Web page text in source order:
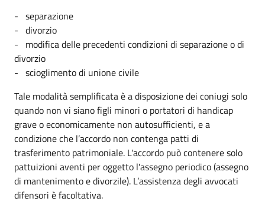
- separazione
- divorzio
- modifica delle precedenti condizioni di separazione o di
divorzio
- scioglimento di unione civile
Tale modalità semplificata è a disposizione dei coniugi solo
quando non vi siano figli minori o portatori di handicap
grave o economicamente non autosufficienti, e a
condizione che l’accordo non contenga patti di
trasferimento patrimoniale. L'accordo può contenere solo
pattuizioni aventi per oggetto l'assegno periodico (assegno
di mantenimento e divorzile). L’assistenza degli avvocati
difensori è facoltativa.